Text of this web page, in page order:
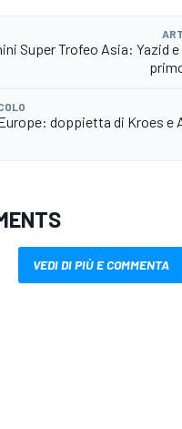
Super Trofeo Asia: Yazid
doppietta di Kroes e
VEDI DI PIÙ E COMMENTA